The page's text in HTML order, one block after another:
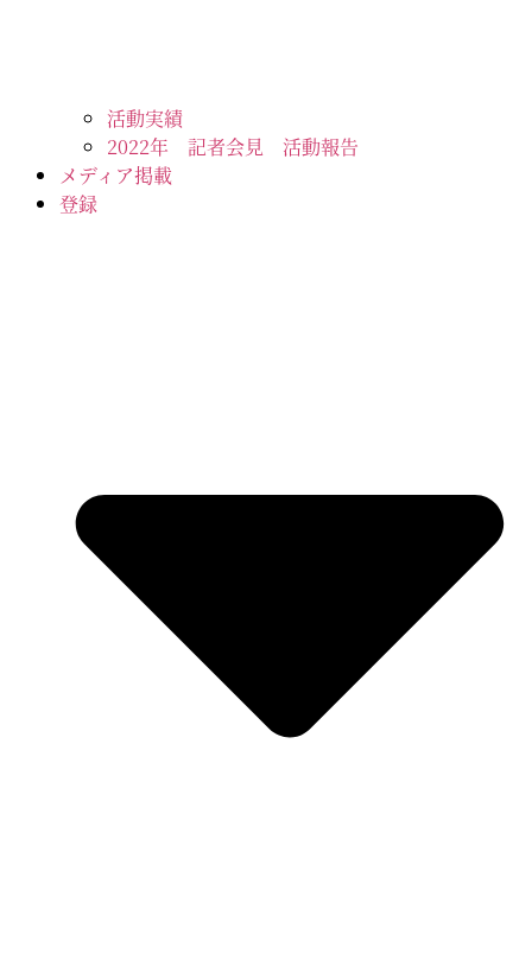
活動実績
2022年 記者会見 活動報告
メディア掲載
登録